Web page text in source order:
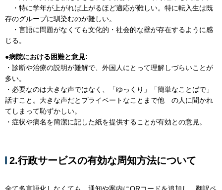
・特に学年が上がれば上がるほど適応が難しい。特に転入生は既
存のグループに馴染むのが難しい。
・言語に問題がなくても文化的・社会的な壁が存在するように感
じる。
●病院における困難と意見:
・診断や治療の説明が難解で、外国人にとって理解しづらいことが
多い。
・必要なのは大きな声ではなく、「ゆっくり」「簡単なことばで」
話すこと。大きな声だとプライベートなことまで他 の人に聞かれ
てしまって恥ずかしい。
・症状や病名を簡潔に記した紙を提供することが有効との意見。
2.行政サービスの有効な周知方法について